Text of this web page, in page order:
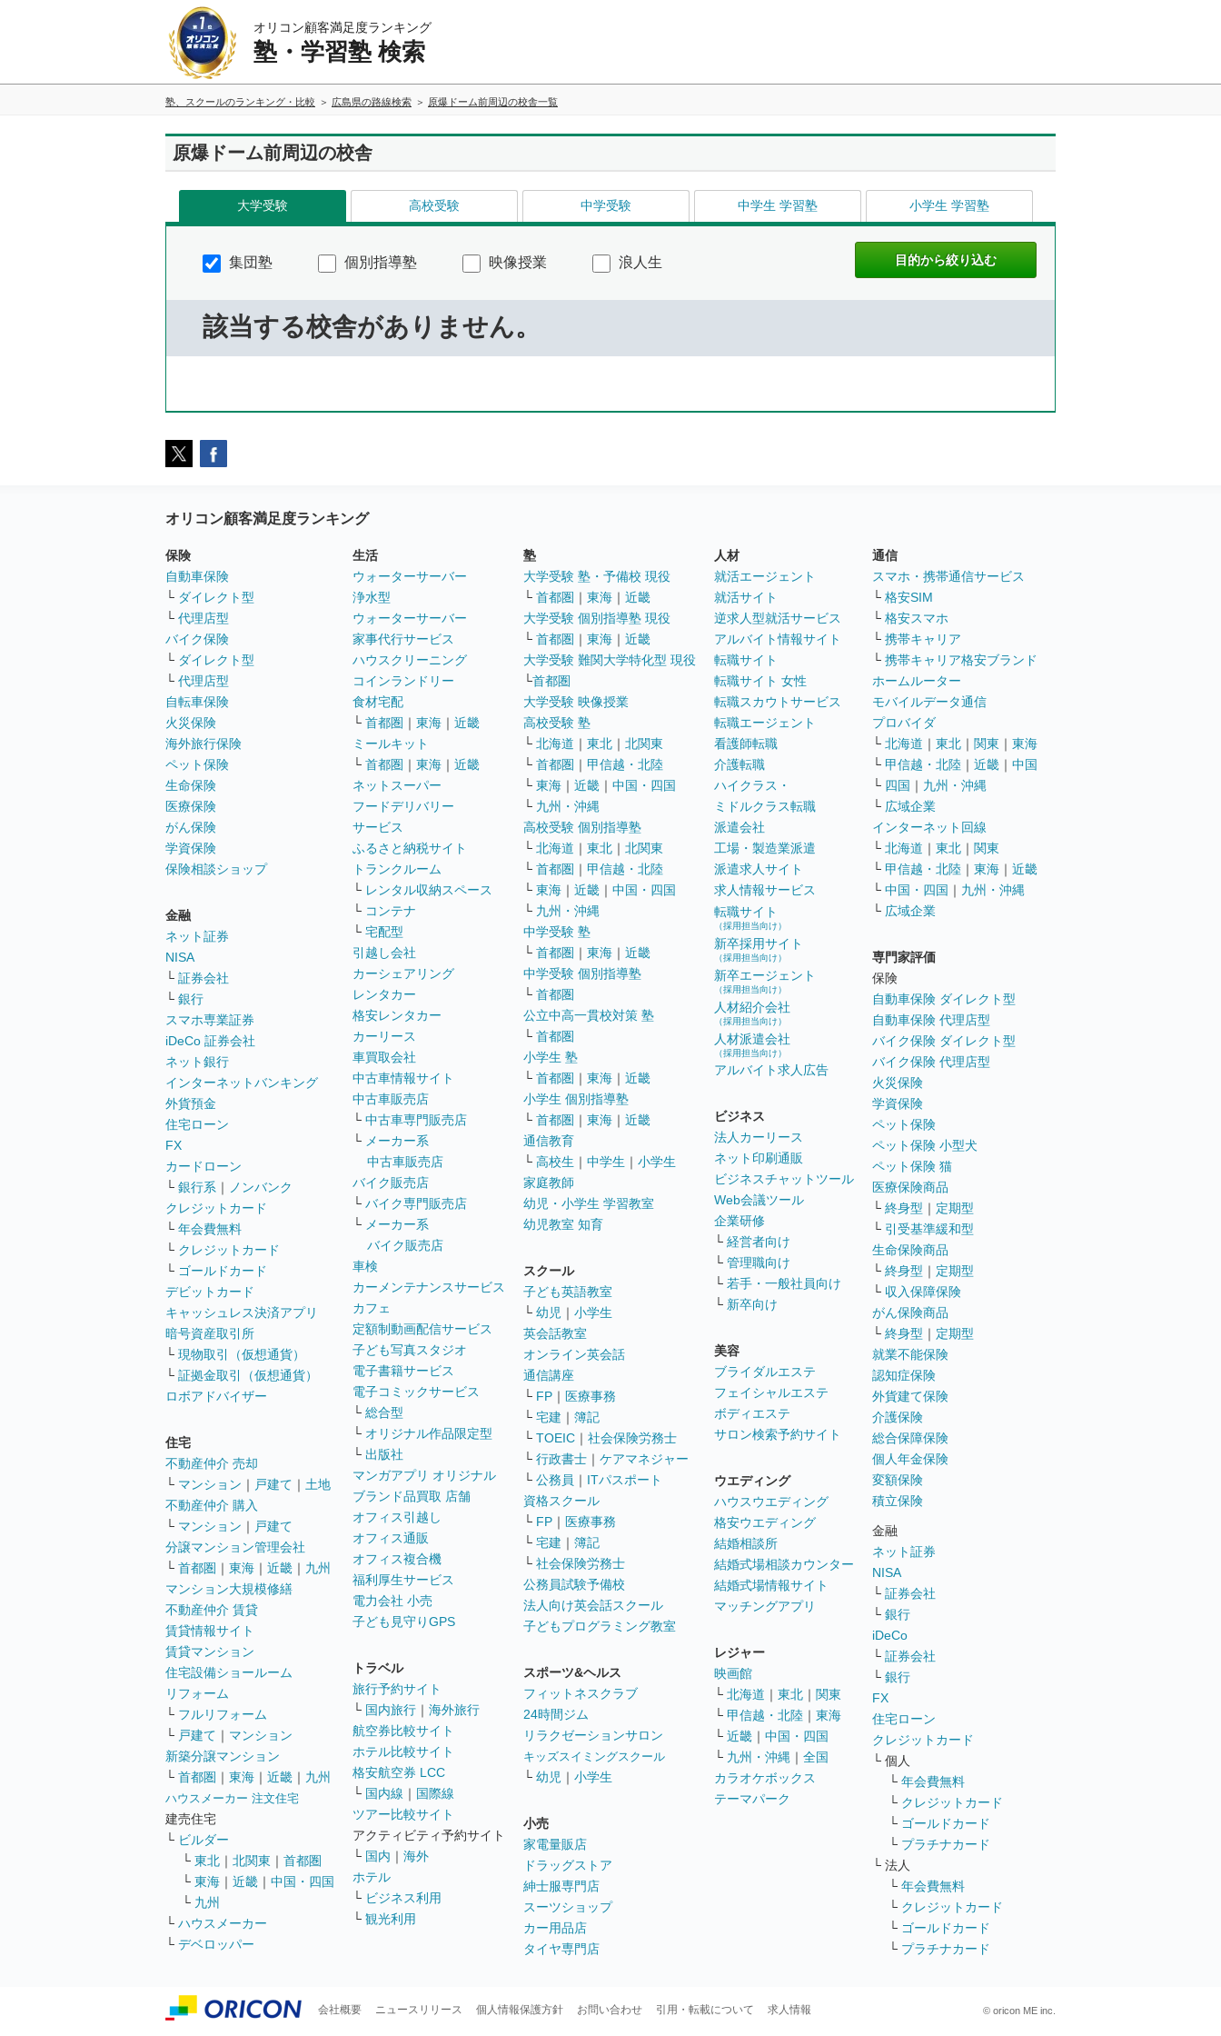
オリコン顧客満足度ランキング
塾・学習塾 検索
塾、スクールのランキング・比較 広島県の路線検索 原爆ドーム前周辺の校舎一覧
原爆ドーム前周辺の校舎
大学受験 高校受験 中学受験 中学生 学習塾 小学生 学習塾
集団塾 個別指導塾 映像授業 浪人生
該当する校舎がありません。
オリコン顧客満足度ランキング
保険
自動車保険
└ ダイレクト型
└ 代理店型
バイク保険
└ ダイレクト型
└ 代理店型
自転車保険
火災保険
海外旅行保険
ペット保険
生命保険
医療保険
がん保険
学資保険
保険相談ショップ
金融
ネット証券
NISA
└ 証券会社
└ 銀行
スマホ専業証券
iDeCo 証券会社
ネット銀行
インターネットバンキング
外貨預金
住宅ローン
FX
カードローン
└ 銀行系 ｜
ノンバンク
クレジットカード
└ 年会費無料
└ クレジットカード
└ ゴールドカード
デビットカード
キャッシュレス決済アプリ
暗号資産取引所
└ 現物取引（仮想通貨）
└ 証拠金取引（仮想通貨）
ロボアドバイザー
住宅
不動産仲介 売却
└ マンション ｜ 戸建て ｜ 土地
不動産仲介 購入
└ マンション ｜ 戸建て
分譲マンション管理会社
└ 首都圏 ｜ 東海 ｜ 近畿 ｜ 九州
マンション大規模修繕
不動産仲介 賃貸
賃貸情報サイト
賃貸マンション
住宅設備ショールーム
リフォーム
└ フルリフォーム
└ 戸建て ｜ マンション
新築分譲マンション
└ 首都圏 ｜ 東海 ｜ 近畿 ｜ 九州
ハウスメーカー 注文住宅
建売住宅
└ ビルダー
└ 東北 ｜ 北関東 ｜ 首都圏
└ 東海 ｜ 近畿 ｜ 中国・四国
└ 九州
└ ハウスメーカー
└ デベロッパー
生活
ウォーターサーバー
浄水型
ウォーターサーバー
家事代行サービス
ハウスクリーニング
コインランドリー
食材宅配
└ 首都圏 ｜ 東海 ｜ 近畿
ミールキット
└ 首都圏 ｜ 東海 ｜ 近畿
ネットスーパー
フードデリバリー
サービス
ふるさと納税サイト
トランクルーム
└ レンタル収納スペース
└ コンテナ
└ 宅配型
引越し会社
カーシェアリング
レンタカー
格安レンタカー
カーリース
車買取会社
中古車情報サイト
中古車販売店
└ 中古車専門販売店
└ メーカー系
中古車販売店
バイク販売店
└ バイク専門販売店
└ メーカー系
バイク販売店
車検
カーメンテナンスサービス
カフェ
定額制動画配信サービス
子ども写真スタジオ
電子書籍サービス
電子コミックサービス
└ 総合型
└ オリジナル作品限定型
└ 出版社
マンガアプリ オリジナル
ブランド品買取 店舗
オフィス引越し
オフィス通販
オフィス複合機
福利厚生サービス
電力会社 小売
子ども見守りGPS
トラベル
旅行予約サイト
└ 国内旅行 ｜ 海外旅行
航空券比較サイト
ホテル比較サイト
格安航空券 LCC
└ 国内線 ｜ 国際線
ツアー比較サイト
アクティビティ予約サイト
└ 国内 ｜ 海外
ホテル
└ ビジネス利用
└ 観光利用
塾
大学受験 塾・予備校 現役
└ 首都圏 ｜ 東海 ｜ 近畿
大学受験 個別指導塾 現役
└ 首都圏 ｜ 東海 ｜ 近畿
大学受験 難関大学特化型 現役
└首都圏
大学受験 映像授業
高校受験 塾
└ 北海道 ｜ 東北 ｜ 北関東
└ 首都圏 ｜ 甲信越・北陸
└ 東海 ｜ 近畿 ｜ 中国・四国
└ 九州・沖縄
高校受験 個別指導塾
└ 北海道 ｜ 東北 ｜ 北関東
└ 首都圏 ｜ 甲信越・北陸
└ 東海 ｜ 近畿 ｜ 中国・四国
└ 九州・沖縄
中学受験 塾
└ 首都圏 ｜ 東海 ｜ 近畿
中学受験 個別指導塾
└ 首都圏
公立中高一貫校対策 塾
└ 首都圏
小学生 塾
└ 首都圏 ｜ 東海 ｜ 近畿
小学生 個別指導塾
└ 首都圏 ｜ 東海 ｜ 近畿
通信教育
└ 高校生 ｜ 中学生 ｜ 小学生
家庭教師
幼児・小学生 学習教室
幼児教室 知育
スクール
子ども英語教室
└ 幼児 ｜ 小学生
英会話教室
オンライン英会話
通信講座
└ FP ｜ 医療事務
└ 宅建 ｜ 簿記
└ TOEIC ｜ 社会保険労務士
└ 行政書士 ｜ ケアマネジャー
└ 公務員 ｜ ITパスポート
資格スクール
└ FP ｜ 医療事務
└ 宅建 ｜ 簿記
└ 社会保険労務士
公務員試験予備校
法人向け英会話スクール
子どもプログラミング教室
スポーツ&ヘルス
フィットネスクラブ
24時間ジム
リラクゼーションサロン
キッズスイミングスクール
└ 幼児 ｜ 小学生
小売
家電量販店
ドラッグストア
紳士服専門店
スーツショップ
カー用品店
タイヤ専門店
人材
就活エージェント
就活サイト
逆求人型就活サービス
アルバイト情報サイト
転職サイト
転職サイト 女性
転職スカウトサービス
転職エージェント
看護師転職
介護転職
ハイクラス・
ミドルクラス転職
派遣会社
工場・製造業派遣
派遣求人サイト
求人情報サービス
転職サイト
（採用担当向け）
新卒採用サイト
（採用担当向け）
新卒エージェント
（採用担当向け）
人材紹介会社
（採用担当向け）
人材派遣会社
（採用担当向け）
アルバイト求人広告
ビジネス
法人カーリース
ネット印刷通販
ビジネスチャットツール
Web会議ツール
企業研修
└ 経営者向け
└ 管理職向け
└ 若手・一般社員向け
└ 新卒向け
美容
ブライダルエステ
フェイシャルエステ
ボディエステ
サロン検索予約サイト
ウエディング
ハウスウエディング
格安ウエディング
結婚相談所
結婚式場相談カウンター
結婚式場情報サイト
マッチングアプリ
レジャー
映画館
└ 北海道 ｜ 東北 ｜ 関東
└ 甲信越・北陸 ｜ 東海
└ 近畿 ｜ 中国・四国
└ 九州・沖縄 ｜ 全国
カラオケボックス
テーマパーク
通信
スマホ・携帯通信サービス
└ 格安SIM
└ 格安スマホ
└ 携帯キャリア
└ 携帯キャリア格安ブランド
ホームルーター
モバイルデータ通信
プロバイダ
└ 北海道 ｜ 東北 ｜ 関東 ｜ 東海
└ 甲信越・北陸 ｜ 近畿 ｜ 中国
└ 四国 ｜ 九州・沖縄
└ 広域企業
インターネット回線
└ 北海道 ｜ 東北 ｜ 関東
└ 甲信越・北陸 ｜ 東海 ｜ 近畿
└ 中国・四国 ｜ 九州・沖縄
└ 広域企業
専門家評価
保険
自動車保険 ダイレクト型
自動車保険 代理店型
バイク保険 ダイレクト型
バイク保険 代理店型
火災保険
学資保険
ペット保険
ペット保険 小型犬
ペット保険 猫
医療保険商品
└ 終身型 ｜ 定期型
└ 引受基準緩和型
生命保険商品
└ 終身型 ｜ 定期型
└ 収入保障保険
がん保険商品
└ 終身型 ｜ 定期型
就業不能保険
認知症保険
外貨建て保険
介護保険
総合保障保険
個人年金保険
変額保険
積立保険
金融
ネット証券
NISA
└ 証券会社
└ 銀行
iDeCo
└ 証券会社
└ 銀行
FX
住宅ローン
クレジットカード
└ 個人
└ 年会費無料
└ クレジットカード
└ ゴールドカード
└ プラチナカード
└ 法人
└ 年会費無料
└ クレジットカード
└ ゴールドカード
└ プラチナカード
会社概要 ニュースリリース 個人情報保護方針 お問い合わせ 引用・転載について 求人情報 © oricon ME inc.